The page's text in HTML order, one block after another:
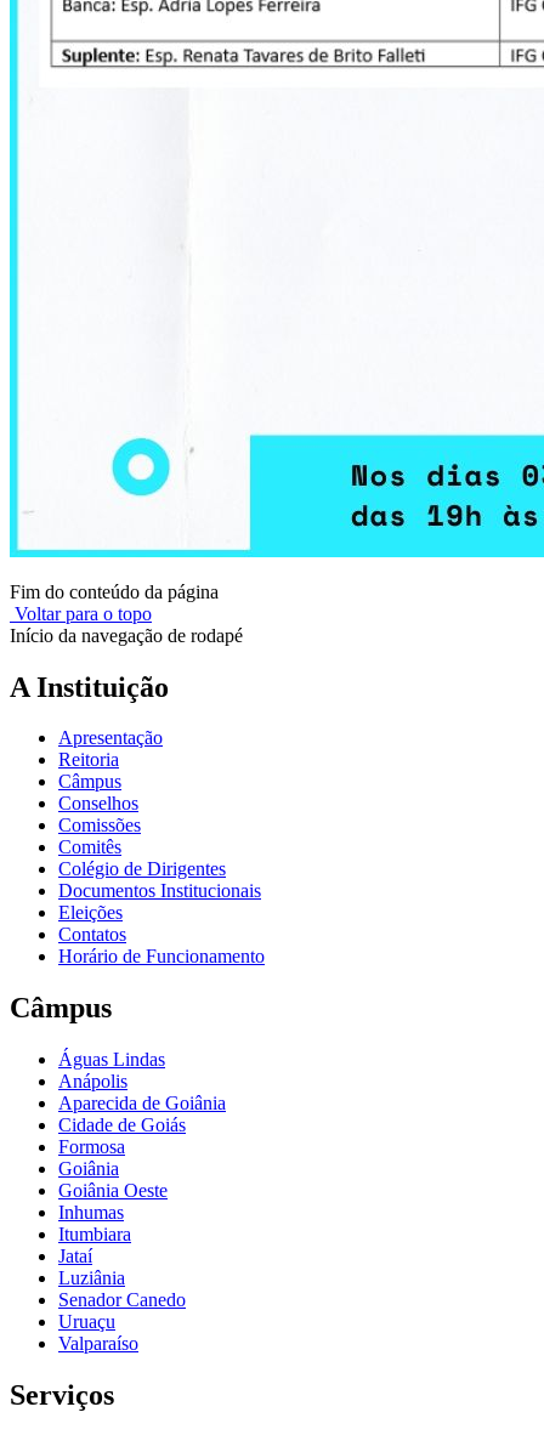
Fim do conteúdo da página
Voltar para o topo
Início da navegação de rodapé
A Instituição
Apresentação
Reitoria
Câmpus
Conselhos
Comissões
Comitês
Colégio de Dirigentes
Documentos Institucionais
Eleições
Contatos
Horário de Funcionamento
Câmpus
Águas Lindas
Anápolis
Aparecida de Goiânia
Cidade de Goiás
Formosa
Goiânia
Goiânia Oeste
Inhumas
Itumbiara
Jataí
Luziânia
Senador Canedo
Uruaçu
Valparaíso
Serviços